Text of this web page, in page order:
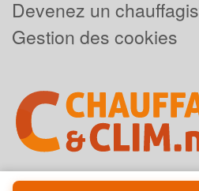
Devenez un
Gestion des cookies